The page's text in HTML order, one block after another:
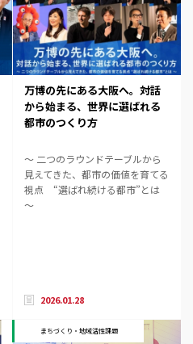
万博の先にある大阪へ。対話
から始まる、世界に選ばれる
都市のつくり方
～ 二つのラウンドテーブルから
見えてきた、都市の価値を育てる
視点 “選ばれ続ける都市”とは
～
2026.01.28
まちづくり・地域活性課題